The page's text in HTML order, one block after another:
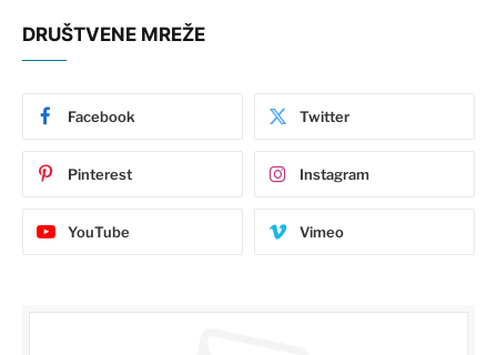
DRUŠTVENE MREŽE
Facebook Twitter
Pinterest Instagram
YouTube Vimeo